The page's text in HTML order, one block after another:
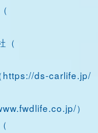
（
https://ds-carlife.jp/
）